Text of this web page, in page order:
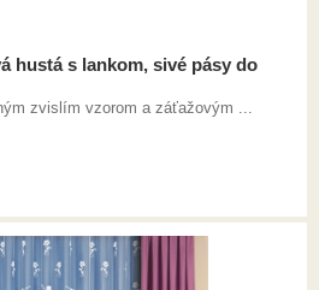
hustá s lankom, sivé pásy do
zvislím vzorom a záťažovým ...